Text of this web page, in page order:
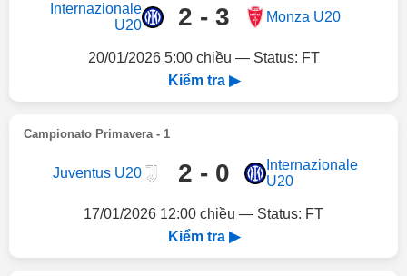
Internazionale
U20
2 - 3 Monza U20
20/01/2026 5:00 chiều — Status: FT
Kiểm tra ▶
Campionato Primavera - 1
Juventus U20 2 - 0
Internazionale
U20
17/01/2026 12:00 chiều — Status: FT
Kiểm tra ▶